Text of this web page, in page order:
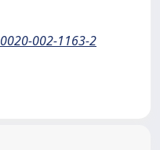
002-1163-2